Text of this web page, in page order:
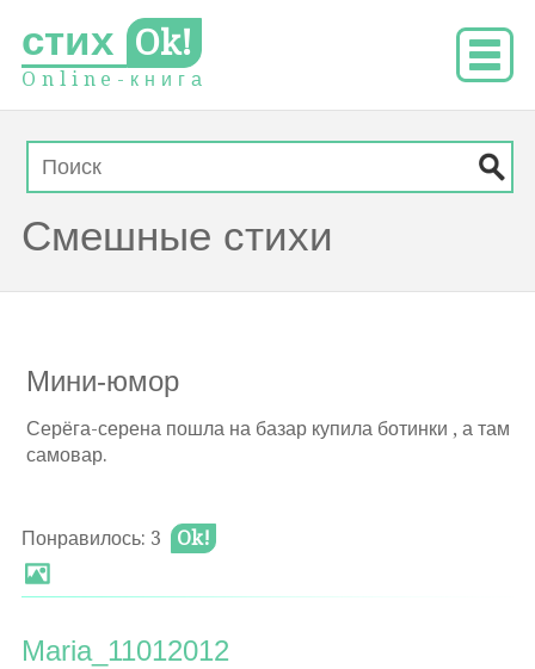
стих Ok!
O n l i n e - к н и г а
Смешные стихи
Мини-юмор
Серёга-серена пошла на базар купила ботинки , а там
самовар.
Понравилось: 3 Ok!
Maria_11012012